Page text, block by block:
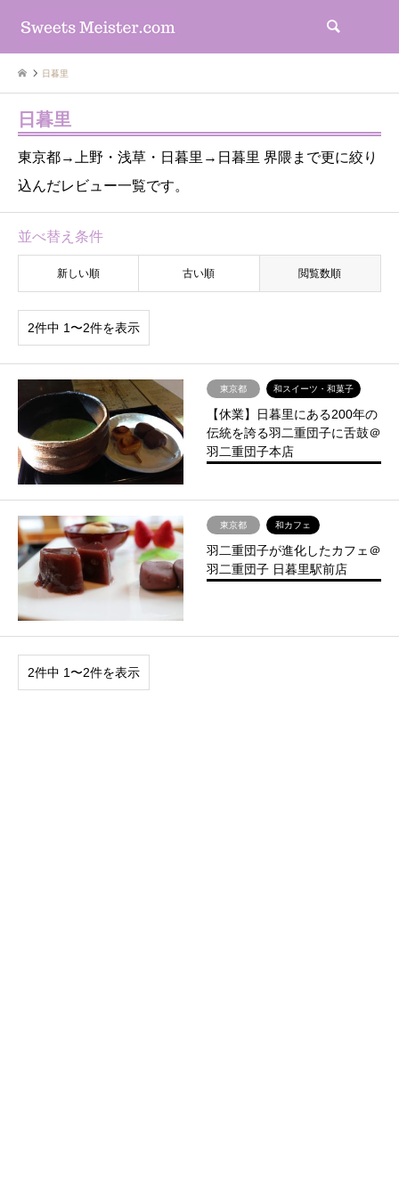
日暮里
日暮里
東京都→上野・浅草・日暮里→日暮里 界隈まで更に絞り
込んだレビュー一覧です。
並べ替え条件
新しい順 古い順 閲覧数順
2件中 1〜2件を表示
東京都 和スイーツ・和菓子
【休業】日暮里にある200年の
伝統を誇る羽二重団子に舌鼓＠
羽二重団子本店
東京都 和カフェ
羽二重団子が進化したカフェ＠
羽二重団子 日暮里駅前店
2件中 1〜2件を表示